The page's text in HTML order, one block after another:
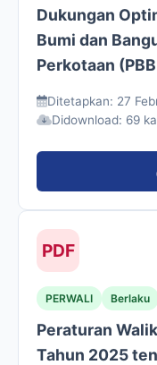
Dukungan
Bumi dan
Perkotaan
Ditetapkan: 27
Didownload: 69
PDF
PERWALI Berlaku
Peraturan
Tahun 2025